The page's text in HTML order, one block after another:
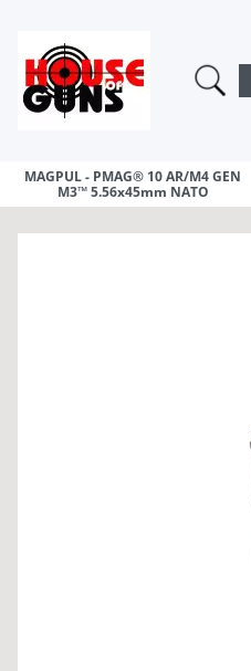
MAGPUL - PMAG® 10 AR/M4 GEN
M3™ 5.56x45mm NATO